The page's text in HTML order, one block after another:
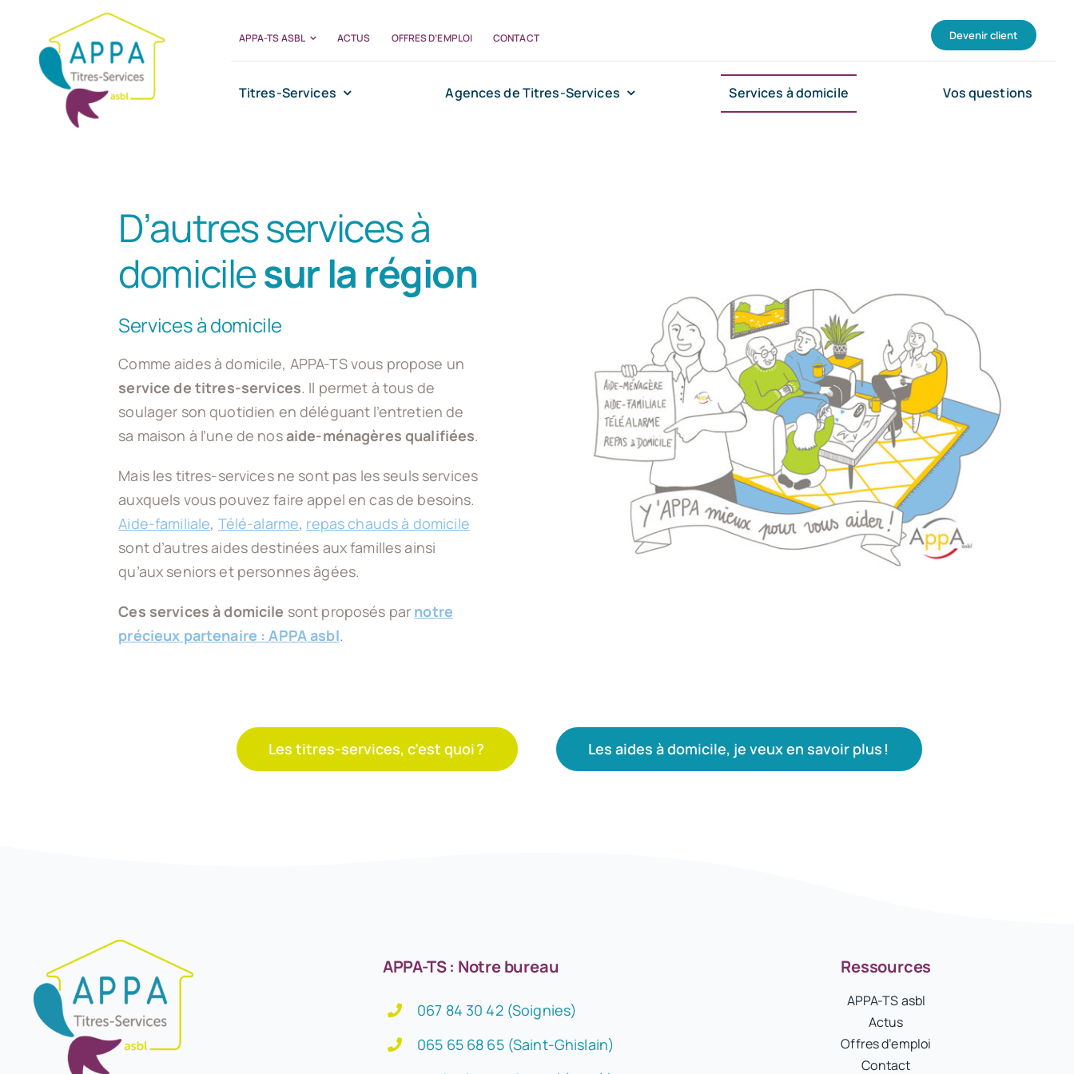
contenu
APPA-TS ASBL ACTUS OFFRES D’EMPLOI CONTACT Devenir client
Titres-Services Agences de Titres-Services Services à domicile Vos questions
D’autres services à
domicilesur la région
Services à domicile
Comme aides à domicile, APPA-TS vous propose un
service de titres-services. Il permet à tous de
soulager son quotidien en déléguant l’entretien de
sa maison à l’une de nosaide-ménagères qualifiées.
Mais les titres-services ne sont pas les seuls services
auxquels vous pouvez faire appel en cas de besoins.
Aide-familiale, Télé-alarme, repas chauds à domicile
sont d’autres aides destinées aux familles ainsi
qu’aux seniors et personnes âgées.
Ces services à domicile sont proposés par notre
précieux partenaire : APPA asbl.
Les titres-services, c’est quoi ? Les aides à domicile, je veux en savoir plus !
APPA-TS : Notre bureau
067 84 30 42 (Soignies)
065 65 68 65 (Saint-Ghislain)
Ressources
APPA-TS asbl
Actus
Offres d’emploi
Contact